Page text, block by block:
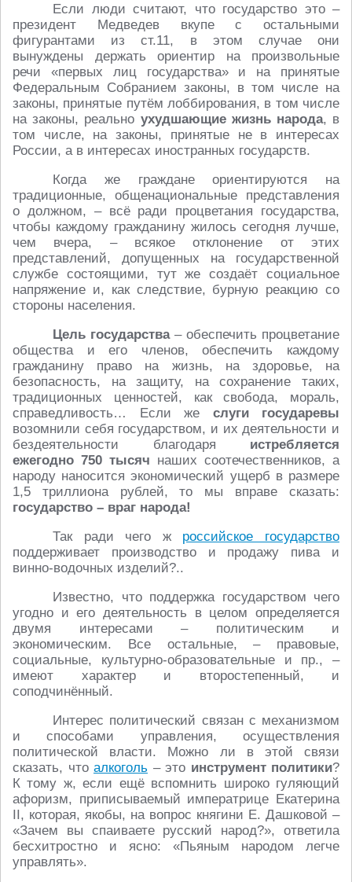
Если люди считают, что государство это –
президент Медведев вкупе с остальными
фигурантами из ст.11, в этом случае они
вынуждены держать ориентир на произвольные
речи «первых лиц государства» и на принятые
Федеральным Собранием законы, в том числе на
законы, принятые путём лоббирования, в том числе
на законы, реально ухудшающие жизнь народа, в
том числе, на законы, принятые не в интересах
России, а в интересах иностранных государств.
Когда же граждане ориентируются на
традиционные, общенациональные представления
о должном, – всё ради процветания государства,
чтобы каждому гражданину жилось сегодня лучше,
чем вчера, – всякое отклонение от этих
представлений, допущенных на государственной
службе состоящими, тут же создаёт социальное
напряжение и, как следствие, бурную реакцию со
стороны населения.
Цель государства– обеспечить процветание
общества и его членов, обеспечить каждому
гражданину право на жизнь, на здоровье, на
безопасность, на защиту, на сохранение таких,
традиционных ценностей, как свобода, мораль,
справедливость… Если же слуги государевы
возомнили себя государством, и их деятельности и
бездеятельности благодаря истребляется
ежегодно 750 тысяч наших соотечественников, а
народу наносится экономический ущерб в размере
1,5 триллиона рублей, то мы вправе сказать:
государство – враг народа!
Так ради чего ж российское государство
поддерживает производство и продажу пива и
винно-водочных изделий?..
Известно, что поддержка государством чего
угодно и его деятельность в целом определяется
двумя интересами – политическим и
экономическим. Все остальные, – правовые,
социальные, культурно-образовательные и пр., –
имеют характер и второстепенный, и
соподчинённый.
Интерес политический связан с механизмом
и способами управления, осуществления
политической власти. Можно ли в этой связи
сказать, что алкоголь – это инструмент политики?
К тому ж, если ещё вспомнить широко гуляющий
афоризм, приписываемый императрице Екатерина
II, которая, якобы, на вопрос княгини Е. Дашковой –
«Зачем вы спаиваете русский народ?», ответила
бесхитростно и ясно: «Пьяным народом легче
управлять».